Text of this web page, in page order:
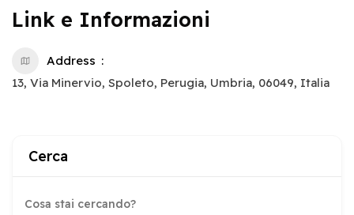
Link e Informazioni
Address
13, Via Minervio, Spoleto, Perugia, Umbria, 06049, Italia
Cerca